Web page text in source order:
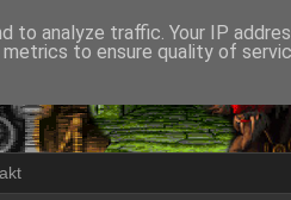
to analyze traffic. Your IP
to ensure quality of